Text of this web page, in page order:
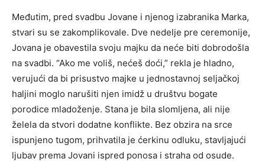
Međutim, pred svadbu Jovane i njenog izabranika Marka,
stvari su se zakomplikovale. Dve nedelje pre ceremonije,
Jovana je obavestila svoju majku da neće biti dobrodošla
na svadbi. “Ako me voliš, nećeš doći,” rekla je hladno,
verujući da bi prisustvo majke u jednostavnoj seljačkoj
haljini moglo narušiti njen imidž u društvu bogate
porodice mladoženje. Stana je bila slomljena, ali nije
želela da stvori dodatne konflikte. Bez obzira na srce
ispunjeno tugom, prihvatila je ćerkinu odluku, stavljajući
ljubav prema Jovani ispred ponosa i straha od osude.